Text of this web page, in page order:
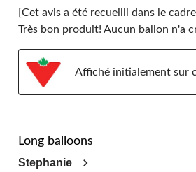
[Cet avis a été recueilli dans le
Très bon produit! Aucun ballon n'a
Affiché initialement sur
Long balloons
Stephanie